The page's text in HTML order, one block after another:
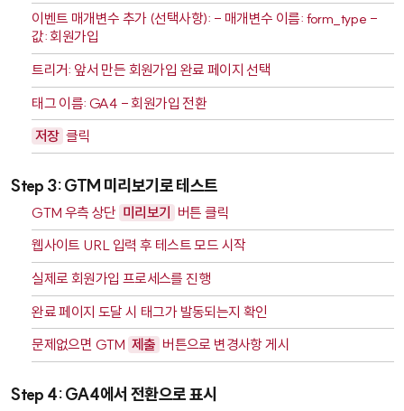
이벤트 매개변수 추가 (선택사항): - 매개변수 이름: form_type -
값:회원가입
트리거: 앞서 만든 회원가입 완료 페이지 선택
태그 이름:GA4 - 회원가입 전환
저장 클릭
Step 3: GTM 미리보기로 테스트
GTM 우측 상단 미리보기 버튼 클릭
웹사이트 URL 입력 후 테스트 모드 시작
실제로 회원가입 프로세스를 진행
완료 페이지 도달 시 태그가 발동되는지 확인
문제없으면 GTM 제출 버튼으로 변경사항 게시
Step 4: GA4에서 전환으로 표시